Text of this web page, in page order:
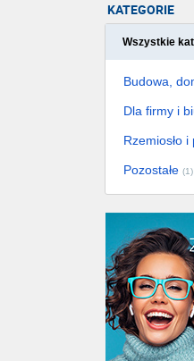
KATEGORIE
Wszystkie
Budowa,
Dla firmy i
Rzemiosło i
Pozostałe (1)